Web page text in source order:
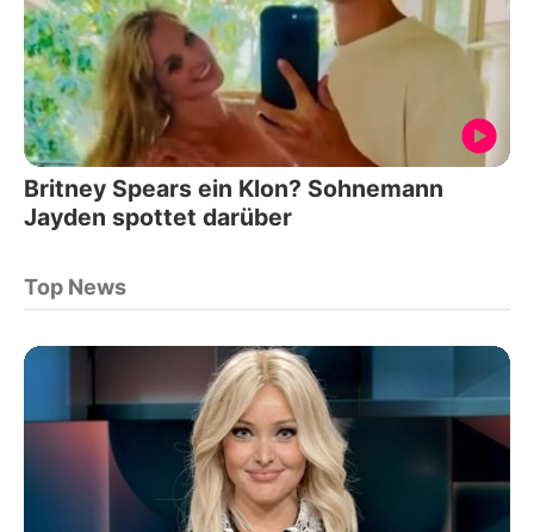
Britney Spears ein Klon? Sohnemann
Jayden spottet darüber
Top News